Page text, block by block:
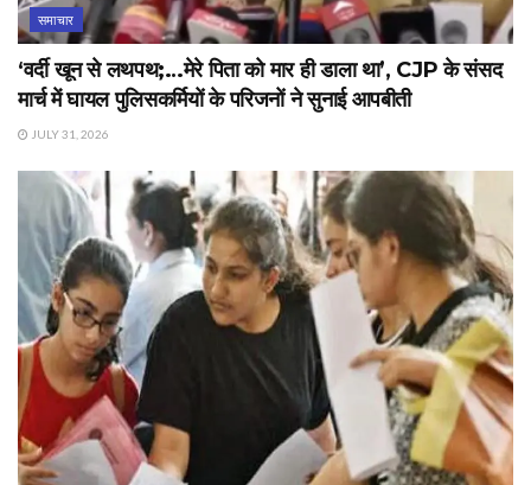
समाचार
‘वर्दी खून से लथपथ;…मेरे पिता को मार ही डाला था’, CJP के संसद
मार्च में घायल पुलिसकर्मियों के परिजनों ने सुनाई आपबीती
JULY 31, 2026